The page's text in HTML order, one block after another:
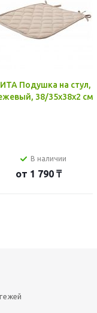
Подушка на стул,
38/35x38x2 см
В наличии
от 1 790 ₸